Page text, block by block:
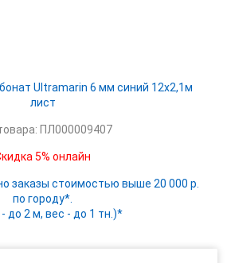
ПЛ000009407
5% онлайн
заказы стоимостью выше 20 000 р.
по городу*.
до 2 м, вес - до 1 тн.)*